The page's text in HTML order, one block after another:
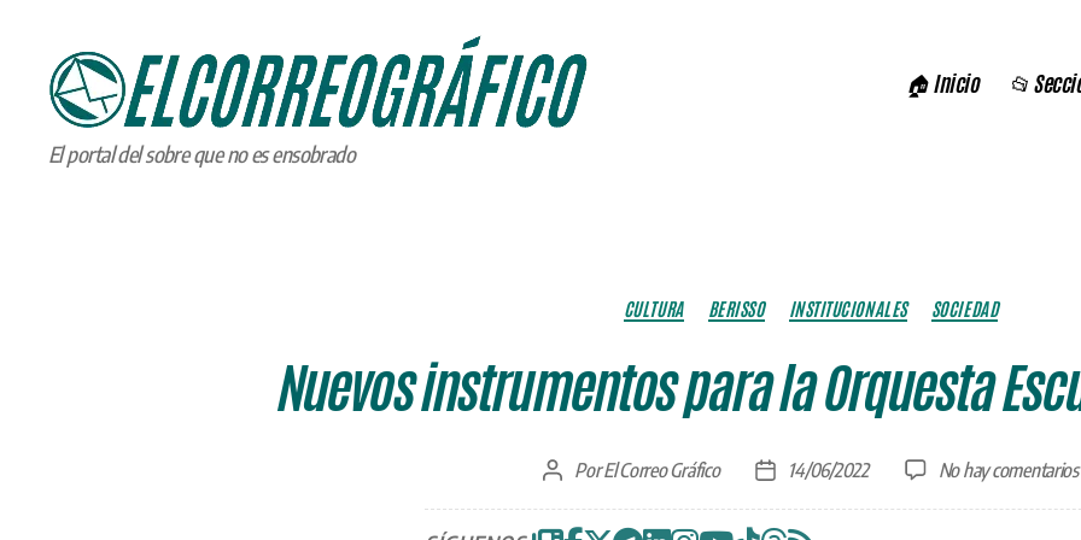
ELCORREOGRÁFICO
El portal del sobre que no es ensobrado
🏠 Inicio 📂
Categorías
CULTURA BERISSO INSTITUCIONALES SOCIEDAD
Nuevos instrumentos para la Orquesta
Autor
la
PorEl Correo Gráfico
Fecha
la
14/06/2022 No hay comentarios